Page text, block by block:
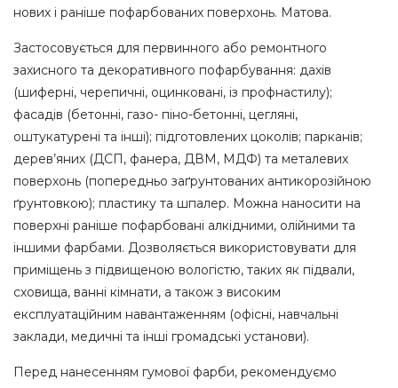
нових і раніше пофарбованих поверхонь. Матова.
Застосовується для первинного або ремонтного
захисного та декоративного пофарбування: дахів
(шиферні, черепичні, оцинковані, із профнастилу);
фасадів (бетонні, газо- піно-бетонні, цегляні,
оштукатурені та інші); підготовлених цоколів; парканів;
дерев’яних (ДСП, фанера, ДВМ, МДФ) та металевих
поверхонь (попередньо заґрунтованих антикорозійною
ґрунтовкою); пластику та шпалер. Можна наносити на
поверхні раніше пофарбовані алкідними, олійними та
іншими фарбами. Дозволяється використовувати для
приміщень з підвищеною вологістю, таких як підвали,
сховища, ванні кімнати, а також з високим
експлуатаційним навантаженням (офісні, навчальні
заклади, медичні та інші громадські установи).
Перед нанесенням гумової фарби, рекомендуємо